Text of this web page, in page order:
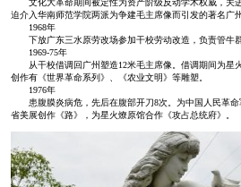
文化大革命期间被定性为资产阶级反动学术权威，关
迫介入华南师范学院两派为争建毛主席像而引发的著名广
1968年
下放广东三水原劳改场参加干校劳动改造，负责管牛群
1969-75年
从干校借调回广州塑造12米毛主席像。借调期间为星
创作有《世界革命系列》、《农业文明》等雕塑。
1976年
患腹膜炎病危，先后在腹部开刀8次。为中国人民革命
省美展创作《路》，为星火燎原馆合作《攻占总统府》。